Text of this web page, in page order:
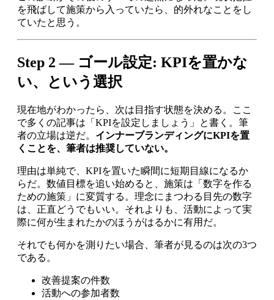
を飛ばして施策から入っていたら、的外れなことをし
ていたと思う。
Step 2 — ゴール設定: KPIを置かな
い、という選択
現在地がわかったら、次は目指す状態を決める。ここ
で多くの記事は「KPIを設定しましょう」と書く。筆
者の立場は逆だ。 インナーブランディングにKPIを置
くことを、筆者は推奨していない。
理由は単純で、KPIを置いた瞬間に短期目線になるか
らだ。数値目標を追い始めると、施策は「数字を作る
ための施策」に変質する。理念にまつわる目先の数字
は、正直どうでもいい。それよりも、活動によって実
際に何が生まれたかのほうがはるかに有用だ。
それでも何かを測りたい場合、筆者が見るのは次の3つ
である。
改善提案の件数
活動への参加者数